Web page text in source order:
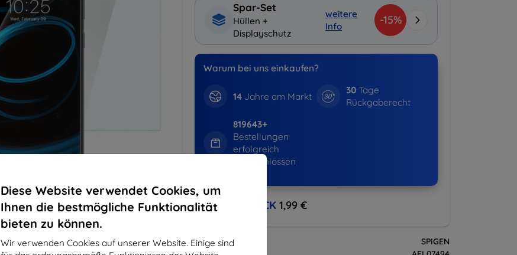
Diese Website verwendet Cookies, um
Ihnen die bestmögliche Funktionalität
bieten zu können.
Wir verwenden Cookies auf unserer Website. Einige sind
Spar-Set
Hüllen +
Displayschutz
weitere
Info
-15%
Warum bei uns einkaufen?
14Jahre am Markt
30Tage
Rückgaberecht
819643+
Bestellungen
erfolgreich
abgeschlossen
CASHBACK 1,99 €
Hersteller
SPIGEN